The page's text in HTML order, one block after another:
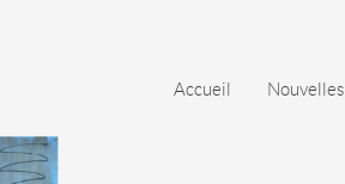
Accueil Nouvelles